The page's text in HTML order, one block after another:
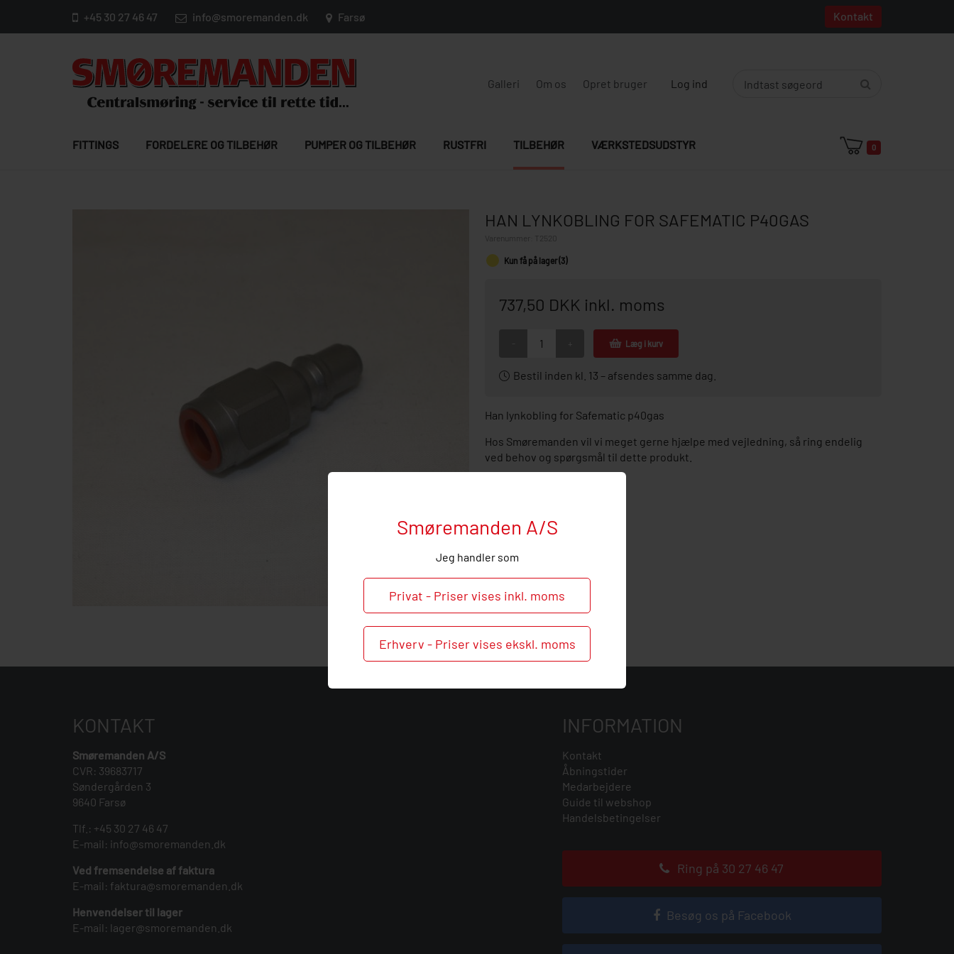
Smøremanden A/S
Jeg handler som
Privat - Priser vises inkl. moms
Erhverv - Priser vises ekskl. moms
+45 30 27 46 47 info@smoremanden.dk Farsø Kontakt
Galleri Om os Opret bruger Log ind
FITTINGS FORDELERE OG TILBEHØR PUMPER OG TILBEHØR RUSTFRI TILBEHØR VÆRKSTEDSUDSTYR 0
HAN LYNKOBLING FOR SAFEMATIC P40GAS
Kun få på lager (3)
737,50 DKK inkl. moms
Læg i kurv
Bestil inden kl. 13 – afsendes samme dag.
Han lynkobling for Safematic p40gas
Hos Smøremanden vil vi meget gerne hjælpe med vejledning, så ring endelig
ved behov og spørgsmål til dette produkt.
KONTAKT
Smøremanden A/S
CVR: 39683717
Søndergården 3
9640 Farsø
Tlf.: +45 30 27 46 47
E-mail: info@smoremanden.dk
Ved fremsendelse af faktura
E-mail: faktura@smoremanden.dk
Henvendelser til lager
E-mail: lager@smoremanden.dk
INFORMATION
Kontakt
Åbningstider
Medarbejdere
Guide til webshop
Handelsbetingelser
Ring på 30 27 46 47
Besøg os på Facebook